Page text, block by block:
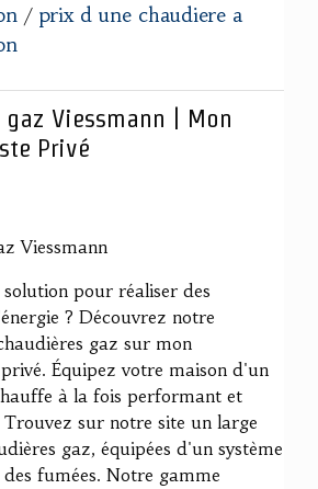
/ prix d une chaudiere a
gaz Viessmann | Mon
Privé
Viessmann
pour réaliser des
? Découvrez notre
gaz sur mon
Équipez votre maison d'un
à la fois performant et
Trouvez sur notre site un large
gaz, équipées d'un système
fumées. Notre gamme